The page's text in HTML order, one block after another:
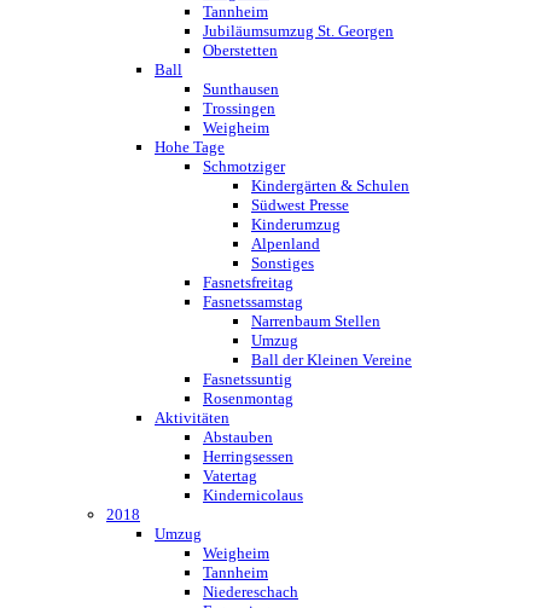
Tannheim
Jubiläumsumzug St. Georgen
Oberstetten
Ball
Sunthausen
Trossingen
Weigheim
Hohe Tage
Schmotziger
Kindergärten & Schulen
Südwest Presse
Kinderumzug
Alpenland
Sonstiges
Fasnetsfreitag
Fasnetssamstag
Narrenbaum Stellen
Umzug
Ball der Kleinen Vereine
Fasnetssuntig
Rosenmontag
Aktivitäten
Abstauben
Herringsessen
Vatertag
Kindernicolaus
2018
Umzug
Weigheim
Tannheim
Niedereschach